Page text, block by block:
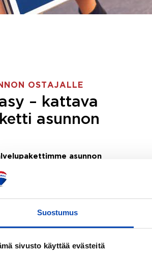
Suostumus
sivusto käyttää evästeitä
OSTAJALLE
– kattava
asunnon
asunnon
ja etsimme juuri sinulle
tarvitse nähdä vaivaa sen
puolestasi.
sopii myös esimerkiksi sijoitus-
ostoon.